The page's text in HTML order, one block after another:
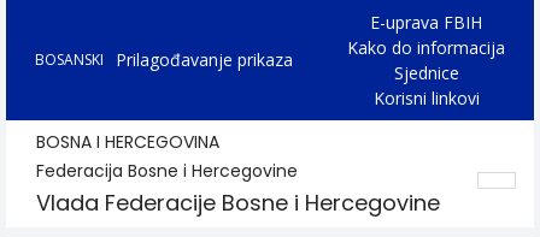
BOSANSKI Prilagođavanje prikaza
E-uprava FBIH
Kako do informacija
Sjednice
Korisni linkovi
BOSNA I HERCEGOVINA
Federacija Bosne i Hercegovine
Vlada Federacije Bosne i Hercegovine